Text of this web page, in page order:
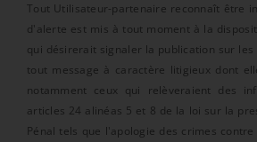
Tout Utilisateur-partenaire reconnaît être
d'alerte est mis à tout moment à la
qui désirerait signaler la publication sur les
tout message à caractère litigieux dont
notamment ceux qui relèveraient des
articles 24 alinéas 5 et 8 de la loi sur la
Pénal tels que l'apologie des crimes